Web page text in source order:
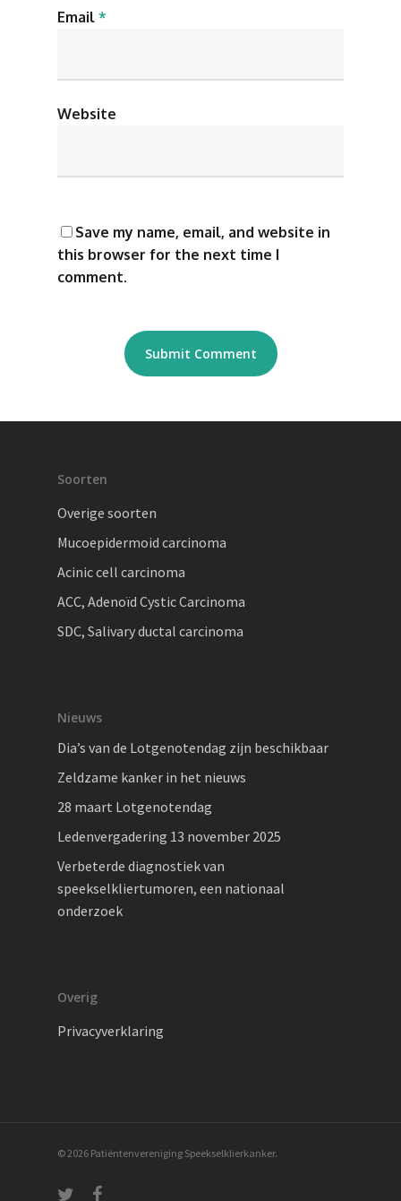
Email *
Website
Save my name, email, and website in
this browser for the next time I
comment.
Soorten
Overige soorten
Mucoepidermoid carcinoma
Acinic cell carcinoma
ACC, Adenoïd Cystic Carcinoma
SDC, Salivary ductal carcinoma
Nieuws
Dia’s van de Lotgenotendag zijn beschikbaar
Zeldzame kanker in het nieuws
28 maart Lotgenotendag
Ledenvergadering 13 november 2025
Verbeterde diagnostiek van
speekselkliertumoren, een nationaal
onderzoek
Overig
Privacyverklaring
© 2026 Patiëntenvereniging Speekselklierkanker.